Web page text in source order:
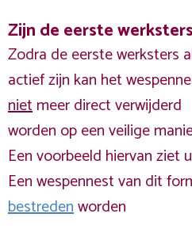
Zijn de eerste
Zodra de eerste werksters
actief zijn kan het
nietmeer direct verwijderd
worden op een veilige
Een voorbeeld hiervan ziet
Een wespennest van dit
bestredenworden